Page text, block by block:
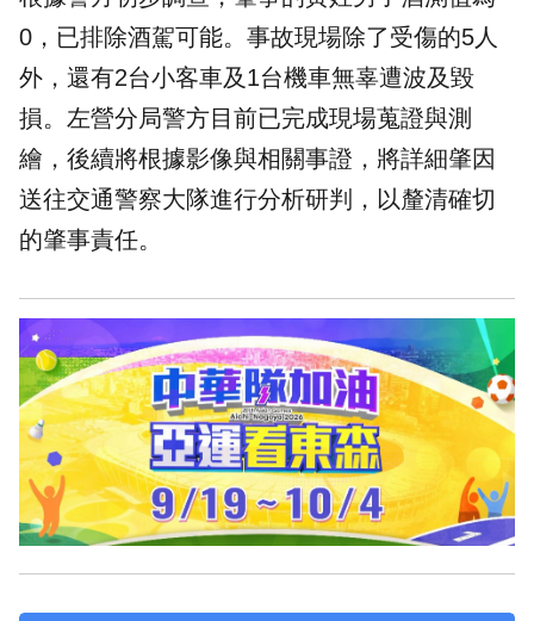
0，已排除酒駕可能。事故現場除了受傷的5人
外，還有2台小客車及1台機車無辜遭波及毀
損。左營分局警方目前已完成現場蒐證與測
繪，後續將根據影像與相關事證，將詳細肇因
送往交通警察大隊進行分析研判，以釐清確切
的肇事責任。